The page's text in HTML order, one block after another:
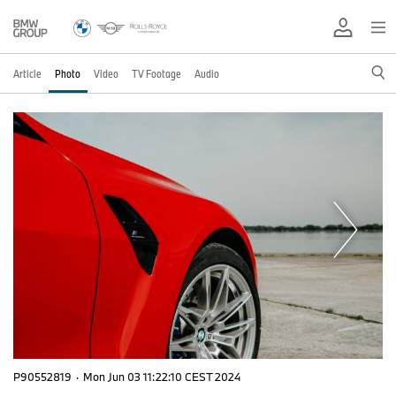
Article Photo Video TV Footage Audio
P90552819 · Mon Jun 03 11:22:10 CEST 2024